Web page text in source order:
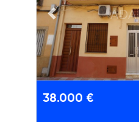
Previous slide
38.000 €